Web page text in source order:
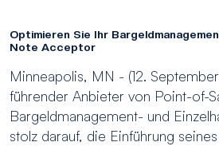
Optimieren Sie Ihr
Note Acceptor
Minneapolis, MN - (12.
führender Anbieter von Point-of-
Bargeldmanagement- und
stolz darauf, die Einführung